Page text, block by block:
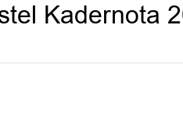
Kadernota